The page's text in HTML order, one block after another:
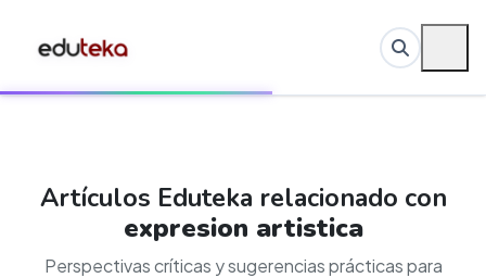
Artículos Eduteka relacionado con
expresion artistica
Perspectivas críticas y sugerencias prácticas para